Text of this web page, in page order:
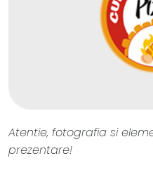
Atentie, fotografia si
prezentare!